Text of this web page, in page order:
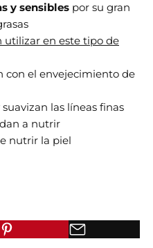
y sensibles por su gran
utilizar en este tipo de
con el envejecimiento de
las líneas finas
a nutrir
nutrir la piel